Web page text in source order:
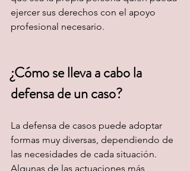
ejercer sus derechos con el apoyo
profesional necesario.
¿Cómo se lleva a cabo la
defensa de un caso?
La defensa de casos puede adoptar
formas muy diversas, dependiendo de
las necesidades de cada situación.
Algunas de las actuaciones más